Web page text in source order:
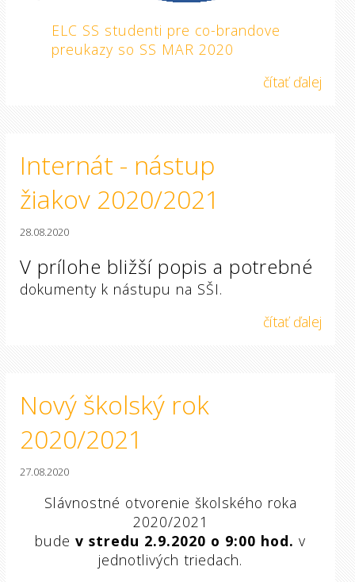
ELC SS studenti pre co-brandove
preukazy so SS MAR 2020
čítať ďalej
Internát - nástup
žiakov 2020/2021
28.08.2020
V prílohe bližší popis a potrebné
dokumenty k nástupu na SŠI.
čítať ďalej
Nový školský rok
2020/2021
27.08.2020
Slávnostné otvorenie školského roka
2020/2021
budev stredu 2.9.2020 o 9:00 hod. v
jednotlivých triedach.